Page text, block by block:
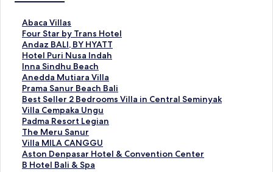
Abaca Villas
T
a
u
t
a
n
S
t
a
n
d
a
r
u
Four Star by Trans Hotel
T
a
u
t
a
n
S
t
a
n
d
a
r
Andaz BALI, BY HYATT
T
a
u
t
a
n
S
t
a
n
d
a
Hotel Puri Nusa Indah
T
a
u
t
a
n
S
t
a
n
d
Inna Sindhu Beach
T
a
u
t
a
n
S
t
a
n
Anedda Mutiara Villa
T
a
u
t
a
n
S
t
a
Prama Sanur Beach Bali
T
a
u
t
a
n
S
t
Best Seller 2 Bedrooms Villa in Central Seminyak
T
a
u
t
a
n
S
Villa Cempaka Ungu
T
a
u
t
a
n
Padma Resort Legian
T
a
u
t
a
The Meru Sanur
T
a
u
t
Villa MILA CANGGU
T
a
u
Aston Denpasar Hotel & Convention Center
T
a
B Hotel Bali & Spa
T